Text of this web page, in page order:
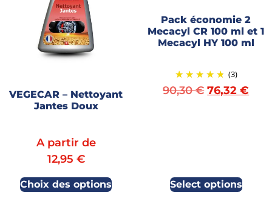
VEGECAR – Nettoyant
Jantes Doux
A partir de
12,95 €
Choix des options
Pack économie 2
Mecacyl CR 100 ml et 1
Mecacyl HY 100 ml
(3)
90,30€ 76,32€
Select options